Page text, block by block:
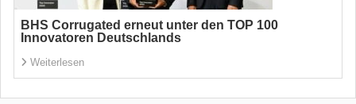
BHS Corrugated erneut unter den TOP 100
Innovatoren Deutschlands
Weiterlesen